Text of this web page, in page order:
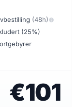
(48h)
(25%)
€101